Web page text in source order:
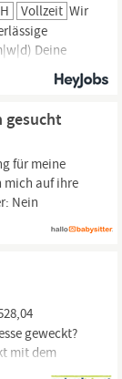
Vollzeit Wir
Deine
der Skiwelt
gesucht
für meine
mich auf ihre
Nein
geweckt?
mit dem